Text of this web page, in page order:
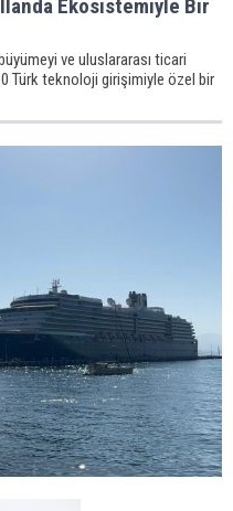
Ekosistemiyle Bir
ve uluslararası ticari
Türk teknoloji girişimiyle özel bir